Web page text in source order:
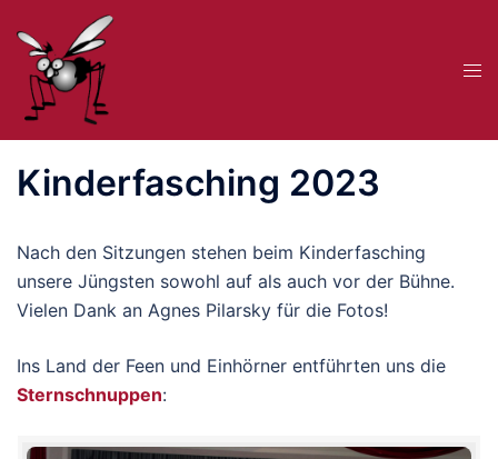
Inhalt
springen
Kinderfasching 2023
Nach den Sitzungen stehen beim Kinderfasching
unsere Jüngsten sowohl auf als auch vor der Bühne.
Vielen Dank an Agnes Pilarsky für die Fotos!
Ins Land der Feen und Einhörner entführten uns die
Sternschnuppen: